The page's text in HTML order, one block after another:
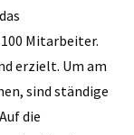
Mitarbeiter.
erzielt. Um am
sind ständige
die